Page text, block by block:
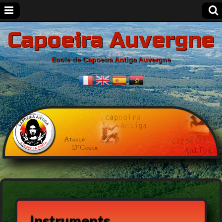
Capoeira Auvergne
Ecole de Capoeira Antiga Auvergne